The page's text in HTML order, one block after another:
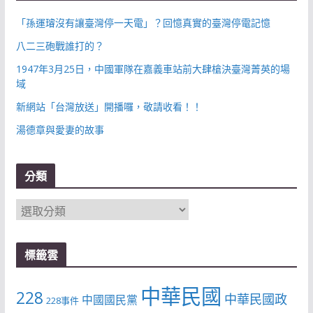
「孫運璿沒有讓臺灣停一天電」？回憶真實的臺灣停電記憶
八二三砲戰誰打的？
1947年3月25日，中國軍隊在嘉義車站前大肆槍決臺灣菁英的場
域
新網站「台灣放送」開播囉，敬請收看！！
湯德章與愛妻的故事
分類
分
類
標籤雲
228 228事件 中國國民黨 中華民國 中華民國政